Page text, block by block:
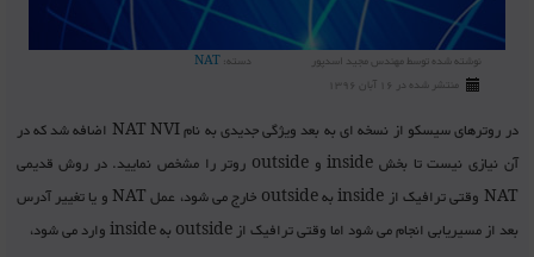
نوشته شده توسطمهندس مجید اسدپور دسته:NAT
منتشر شده در 16 آبان 1396
در روترهای سیسکو از نسخه ای به بعد ویژگی جدیدی به نام NAT NVI اضافه شد که در
آن نیازی نیست تا بخش inside و outside روتر را مشخص نمایید. در روش قدیمی
NAT وقتی ترافیک از inside به outside خارج می شود، عمل NAT و یا تغییر آدرس
بعد از مسیریابی انجام می شود اما وقتی ترافیک از outside به inside وارد می شود،